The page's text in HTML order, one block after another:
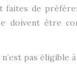
faites de
doivent être
pas éligible à